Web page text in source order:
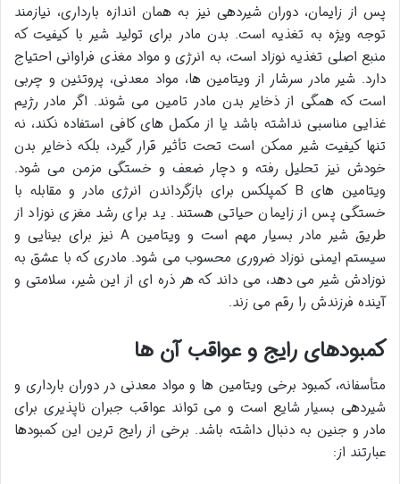
پس از زایمان، دوران شیردهی نیز به همان اندازه بارداری، نیازمند
توجه ویژه به تغذیه است. بدن مادر برای تولید شیر با کیفیت که
منبع اصلی تغذیه نوزاد است، به انرژی و مواد مغذی فراوانی احتیاج
دارد. شیر مادر سرشار از ویتامین ها، مواد معدنی، پروتئین و چربی
است که همگی از ذخایر بدن مادر تامین می شوند. اگر مادر رژیم
غذایی مناسبی نداشته باشد یا از مکمل های کافی استفاده نکند، نه
تنها کیفیت شیر ممکن است تحت تأثیر قرار گیرد، بلکه ذخایر بدن
خودش نیز تحلیل رفته و دچار ضعف و خستگی مزمن می شود.
ویتامین های B کمپلکس برای بازگرداندن انرژی مادر و مقابله با
خستگی پس از زایمان حیاتی هستند. ید برای رشد مغزی نوزاد از
طریق شیر مادر بسیار مهم است و ویتامین A نیز برای بینایی و
سیستم ایمنی نوزاد ضروری محسوب می شود. مادری که با عشق به
نوزادش شیر می دهد، می داند که هر ذره ای از این شیر، سلامتی و
آینده فرزندش را رقم می زند.
کمبودهای رایج و عواقب آن ها
متأسفانه، کمبود برخی ویتامین ها و مواد معدنی در دوران بارداری و
شیردهی بسیار شایع است و می تواند عواقب جبران ناپذیری برای
مادر و جنین به دنبال داشته باشد. برخی از رایج ترین این کمبودها
عبارتند از: